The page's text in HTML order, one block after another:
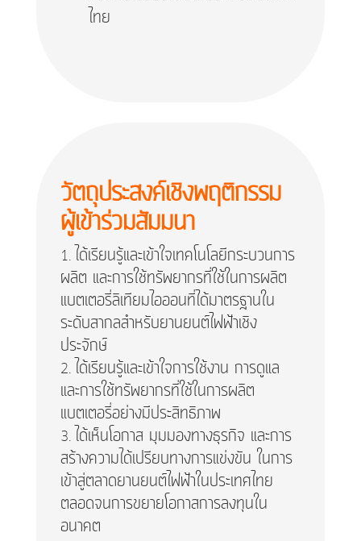
ไทย
วัตถุประสงค์เชิงพฤติกรรม
ผู้เข้าร่วมสัมมนา
ได้เรียนรู้และเข้าใจเทคโนโลยีกระบวนการ
ผลิต และการใช้ทรัพยากรที่ใช้ในการผลิต
แบตเตอรี่ลิเทียมไอออนที่ได้มาตรฐานใน
ระดับสากลสำหรับยานยนต์ไฟฟ้าเชิง
ประจักษ์
ได้เรียนรู้และเข้าใจการใช้งาน การดูแล
และการใช้ทรัพยากรที่ใช้ในการผลิต
แบตเตอรี่อย่างมีประสิทธิภาพ
ได้เห็นโอกาส มุมมองทางธุรกิจ และการ
สร้างความได้เปรียบทางการแข่งขัน ในการ
เข้าสู่ตลาดยานยนต์ไฟฟ้าในประเทศไทย
ตลอดจนการขยายโอกาสการลงทุนใน
อนาคต